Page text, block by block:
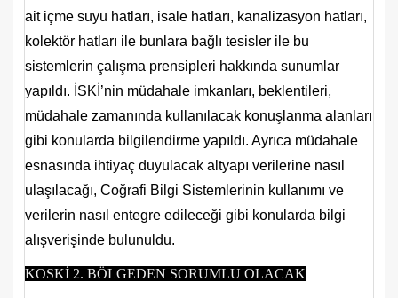
ait içme suyu hatları, isale hatları, kanalizasyon hatları,
kolektör hatları ile bunlara bağlı tesisler ile bu
sistemlerin çalışma prensipleri hakkında sunumlar
yapıldı. İSKİ’nin müdahale imkanları, beklentileri,
müdahale zamanında kullanılacak konuşlanma alanları
gibi konularda bilgilendirme yapıldı. Ayrıca müdahale
esnasında ihtiyaç duyulacak altyapı verilerine nasıl
ulaşılacağı, Coğrafi Bilgi Sistemlerinin kullanımı ve
verilerin nasıl entegre edileceği gibi konularda bilgi
alışverişinde bulunuldu.
KOSKİ 2. BÖLGEDEN SORUMLU OLACAK